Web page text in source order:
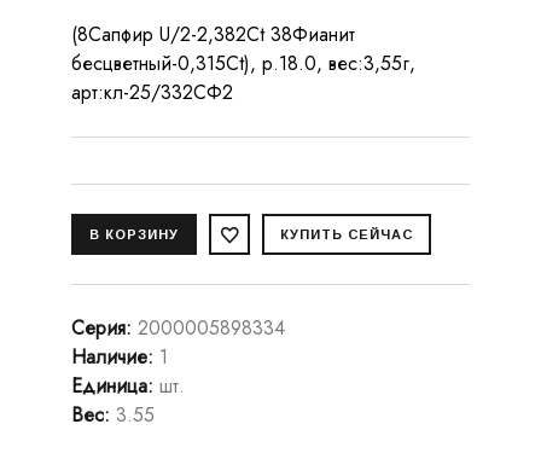
(8Сапфир U/2-2,382Ct 38Фианит
бесцветный-0,315Ct), р.18.0, вес:3,55г,
арт:кл-25/332СФ2
Серия: 2000005898334
Наличие: 1
Единица: шт.
Вес: 3.55